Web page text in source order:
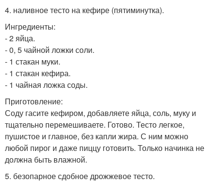
4. наливное тесто на кефире (пятиминутка).
Ингредиенты:
- 2 яйца.
- 0, 5 чайной ложки соли.
- 1 стакан муки.
- 1 стакан кефира.
- 1 чайная ложка соды.
Приготовление:
Соду гасите кефиром, добавляете яйца, соль, муку и
тщательно перемешиваете. Готово. Тесто легкое,
пушистое и главное, без капли жира. С ним можно
любой пирог и даже пиццу готовить. Только начинка не
должна быть влажной.
5. безопарное сдобное дрожжевое тесто.